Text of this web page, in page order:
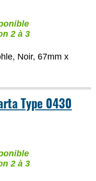
2 à 3
Noir, 67mm x
Type 0430
2 à 3